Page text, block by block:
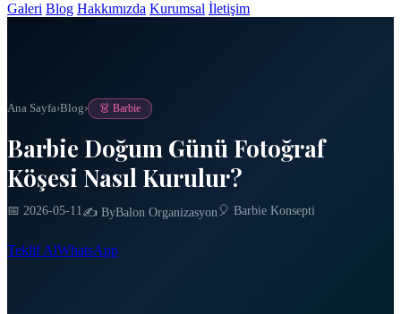
Galeri Blog Hakkımızda Kurumsal İletişim
Ana Sayfa›Blog› 👗 Barbie
Barbie Doğum Günü Fotoğraf
Köşesi Nasıl Kurulur?
📅 2026-05-11✍️ ByBalon Organizasyon🎈 Barbie Konsepti
Teklif AlWhatsApp